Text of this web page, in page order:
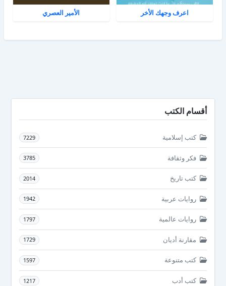
اعرف وجهك الأخر الأمير العصري
أقسام الكتب
كتب إسلامية 7229
فكر وثقافة 3785
كتب تاريخ 2014
روايات عربية 1942
روايات عالمية 1797
مقارنة أديان 1729
كتب متنوعة 1597
كتب أدب 1217